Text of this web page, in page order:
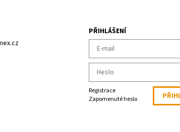
PŘIHLÁŠENÍ
Registrace
Zapomenuté heslo